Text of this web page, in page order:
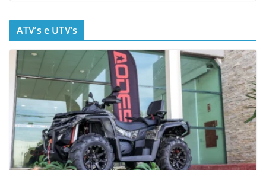
ATV’s e UTV’s